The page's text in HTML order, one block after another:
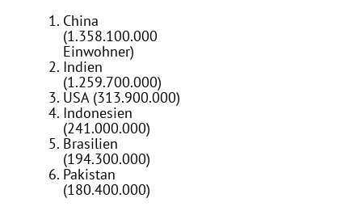
China
(1.358.100.000
Einwohner)
Indien
(1.259.700.000)
USA (313.900.000)
Indonesien
(241.000.000)
Brasilien
(194.300.000)
Pakistan
(180.400.000)